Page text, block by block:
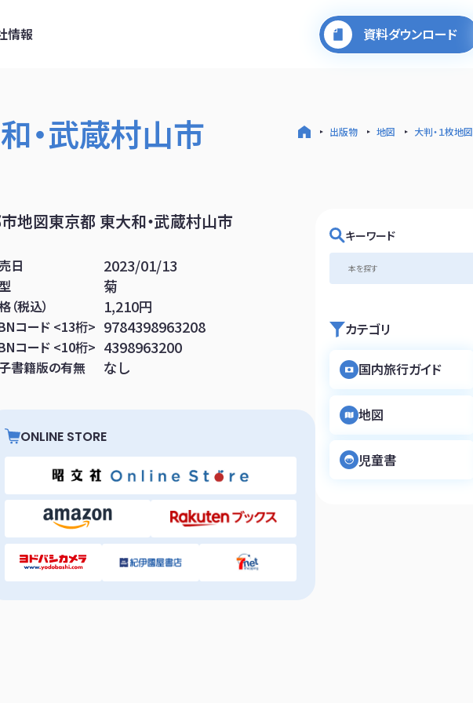
情報 資料ダウンロード
・武蔵村山市 出版物 地図 大判・１枚地図
地図東京都 東大和・武蔵村山市
日 2023/01/13
菊
（税込） 1,210円
コード <13桁> 9784398963208
コード <10桁> 4398963200
書籍版の有無 なし
ONLINE STORE
キーワード
カテゴリ
国内旅行ガイド
地図
児童書